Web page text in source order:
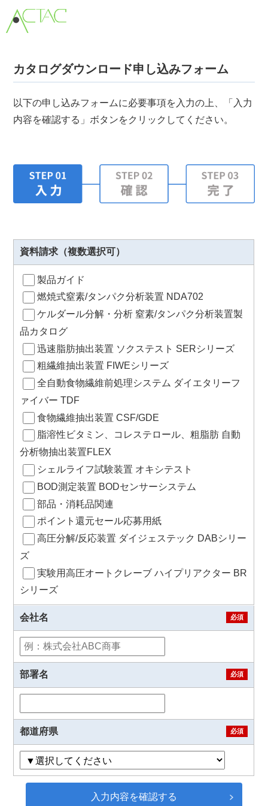
カタログダウンロード申し込みフォーム
以下の申し込みフォームに必要事項を入力の上、「入力
内容を確認する」ボタンをクリックしてください。
資料請求（複数選択可）
製品ガイド
燃焼式窒素/タンパク分析装置 NDA702
ケルダール分解・分析 窒素/タンパク分析装置製
品カタログ
迅速脂肪抽出装置 ソクステスト SERシリーズ
粗繊維抽出装置 FIWEシリーズ
全自動食物繊維前処理システム ダイエタリーフ
ァイバー TDF
食物繊維抽出装置 CSF/GDE
脂溶性ビタミン、コレステロール、粗脂肪 自動
分析物抽出装置FLEX
シェルライフ試験装置 オキシテスト
BOD測定装置 BODセンサーシステム
部品・消耗品関連
ポイント還元セール応募用紙
高圧分解/反応装置 ダイジェステック DABシリー
ズ
実験用高圧オートクレーブ ハイプリアクター BR
シリーズ
会社名 必須
部署名 必須
都道府県 必須